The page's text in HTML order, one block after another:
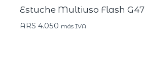
Estuche Multiuso Flash G47
ARS 4.050 más IVA